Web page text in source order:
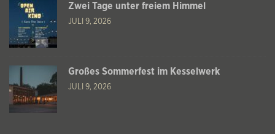
Zwei Tage unter freiem Himmel
JULI 9, 2026
Großes Sommerfest im Kesselwerk
JULI 9, 2026